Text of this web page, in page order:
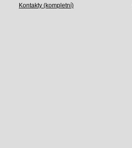
Kontakty (kompletní)